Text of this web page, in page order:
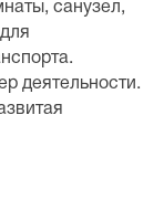
санузел,
деятельности.